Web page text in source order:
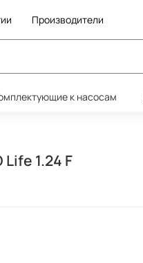
Производители
к насосам
1.24 F